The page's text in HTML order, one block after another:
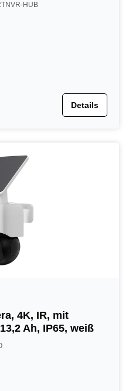
HUB
Details
4K, IR, mit
Ah, IP65, weiß